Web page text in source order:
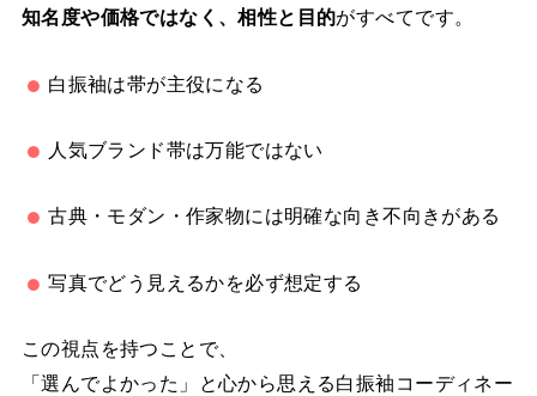
知名度や価格ではなく、相性と目的がすべてです。
白振袖は帯が主役になる
人気ブランド帯は万能ではない
古典・モダン・作家物には明確な向き不向きがある
写真でどう見えるかを必ず想定する
この視点を持つことで、
「選んでよかった」と心から思える白振袖コーディネー